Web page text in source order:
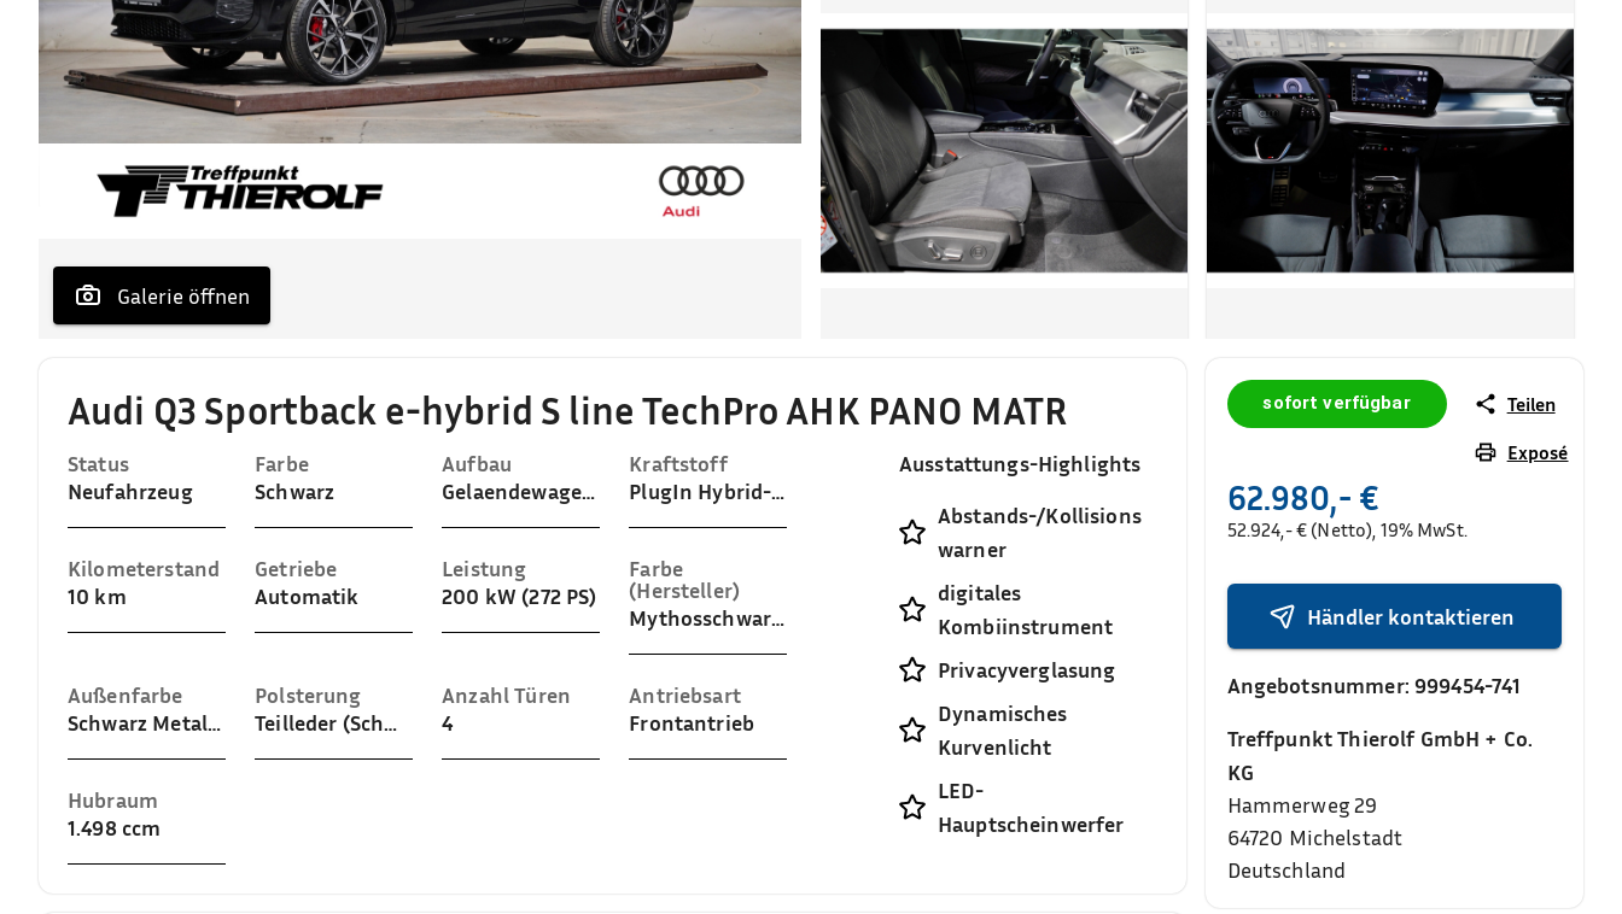
Galerie öffnen
Audi Q3 Sportback e-hybrid S line TechPro AHK PANO MATR
Status
Neufahrzeug
Farbe
Schwarz
Aufbau
Gelaendewagen / Pickup
Kraftstoff
PlugIn Hybrid-Benzin
Kilometerstand
10 km
Getriebe
Automatik
Leistung
200 kW (272 PS)
Farbe
(Hersteller)
Mythosschwarz Metallic
Außenfarbe
Schwarz Metallic (Mythosschwarz Metallic)
Polsterung
Teilleder (Schwarz)
Anzahl Türen
4
Antriebsart
Frontantrieb
Hubraum
1.498 ccm
Ausstattungs-Highlights
Abstands-/Kollisions
warner
digitales
Kombiinstrument
Privacyverglasung
Dynamisches
Kurvenlicht
LED-
Hauptscheinwerfer
sofort verfügbar
Teilen
Exposé
62.980,- €
52.924,- € (Netto), 19% MwSt.
Händler kontaktieren
Angebotsnummer: 999454-741
Treffpunkt Thierolf GmbH + Co.
KG
Hammerweg 29
64720 Michelstadt
Deutschland